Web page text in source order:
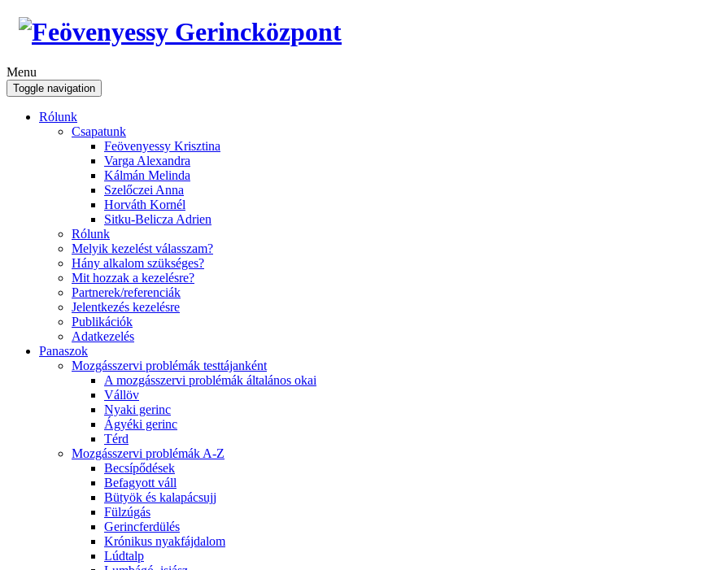
Menu
Toggle navigation
Rólunk
Csapatunk
Feövenyessy Krisztina
Varga Alexandra
Kálmán Melinda
Szelőczei Anna
Horváth Kornél
Sitku-Belicza Adrien
Rólunk
Melyik kezelést válasszam?
Hány alkalom szükséges?
Mit hozzak a kezelésre?
Partnerek/referenciák
Jelentkezés kezelésre
Publikációk
Adatkezelés
Panaszok
Mozgásszervi problémák testtájanként
A mozgásszervi problémák általános okai
Vállöv
Nyaki gerinc
Ágyéki gerinc
Térd
Mozgásszervi problémák A-Z
Becsípődések
Befagyott váll
Bütyök és kalapácsujj
Fülzúgás
Gerincferdülés
Krónikus nyakfájdalom
Lúdtalp